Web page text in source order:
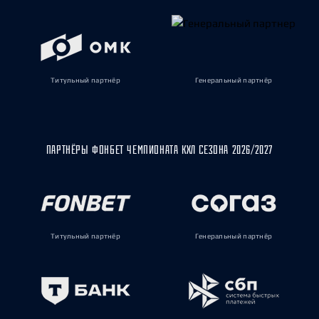
Титульный партнёр Генеральный партнёр
ПАРТНЁРЫ ФОНБЕТ ЧЕМПИОНАТА КХЛ СЕЗОНА 2026/2027
Титульный партнёр Генеральный партнёр